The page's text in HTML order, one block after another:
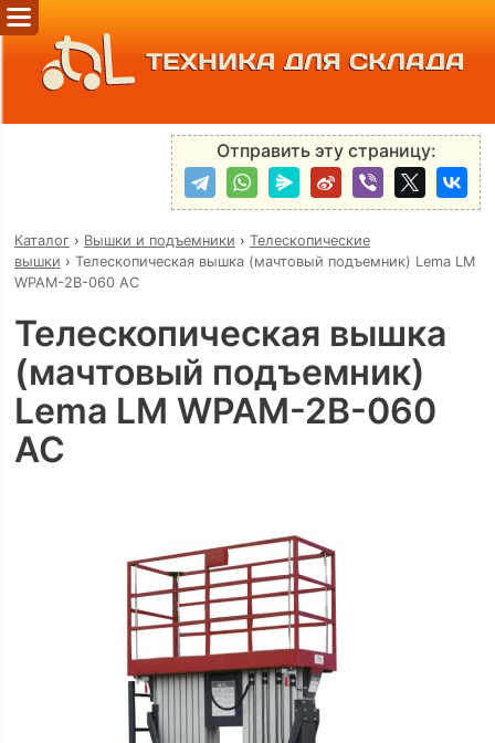
ТЕХНИКА ДЛЯ СКЛАДА
Отправить эту страницу:
Каталог› Вышки и подъемники › Телескопические
вышки › Телескопическая вышка (мачтовый подъемник) Lema LM
WPAM-2B-060 AC
Телескопическая вышка
(мачтовый подъемник)
Lema LM WPAM-2B-060
AC